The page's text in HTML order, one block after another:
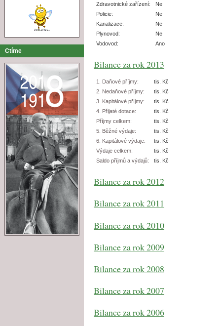
Ctíme
Zdravotnické zařízení:
Ne
Policie:
Ne
Kanalizace:
Ne
Plynovod:
Ne
Vodovod:
Ano
Bilance za rok 2013
1. Daňové příjmy:
tis. Kč
2. Nedaňové příjmy:
tis. Kč
3. Kapitálové příjmy:
tis. Kč
4. Přijaté dotace:
tis. Kč
Příjmy celkem:
tis. Kč
5. Běžné výdaje:
tis. Kč
6. Kapitálové výdaje:
tis. Kč
Výdaje celkem:
tis. Kč
Saldo příjmů a výdajů:
tis. Kč
Bilance za rok 2012
Bilance za rok 2011
Bilance za rok 2010
Bilance za rok 2009
Bilance za rok 2008
Bilance za rok 2007
Bilance za rok 2006